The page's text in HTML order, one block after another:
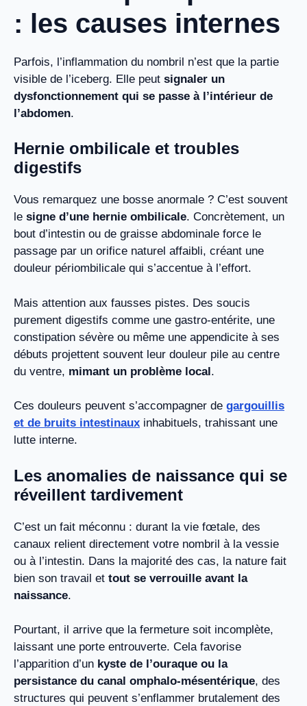
: les causes internes
Parfois, l’inflammation du nombril n’est que la partie
visible de l’iceberg. Elle peut signaler un
dysfonctionnement qui se passe à l’intérieur de
l’abdomen.
Hernie ombilicale et troubles
digestifs
Vous remarquez une bosse anormale ? C’est souvent
le signe d’une hernie ombilicale. Concrètement, un
bout d’intestin ou de graisse abdominale force le
passage par un orifice naturel affaibli, créant une
douleur périombilicale qui s’accentue à l’effort.
Mais attention aux fausses pistes. Des soucis
purement digestifs comme une gastro-entérite, une
constipation sévère ou même une appendicite à ses
débuts projettent souvent leur douleur pile au centre
du ventre, mimant un problème local.
Ces douleurs peuvent s’accompagner de gargouillis
et de bruits intestinaux inhabituels, trahissant une
lutte interne.
Les anomalies de naissance qui se
réveillent tardivement
C’est un fait méconnu : durant la vie fœtale, des
canaux relient directement votre nombril à la vessie
ou à l’intestin. Dans la majorité des cas, la nature fait
bien son travail et tout se verrouille avant la
naissance.
Pourtant, il arrive que la fermeture soit incomplète,
laissant une porte entrouverte. Cela favorise
l’apparition d’un kyste de l’ouraque ou la
persistance du canal omphalo-mésentérique, des
structures qui peuvent s’enflammer brutalement des